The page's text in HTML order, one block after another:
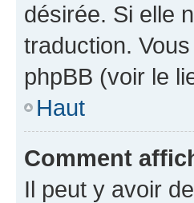
désirée. Si elle
traduction.
phpBB (voir le
Haut
Comment
Il peut y avoir